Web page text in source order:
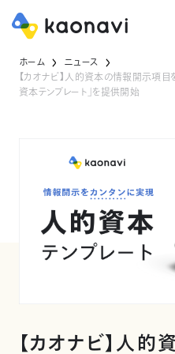
ホーム
ニュース
【カオナビ】人的資本の情報開示項
資本テンプレート」を提供開始
【カオナビ】人